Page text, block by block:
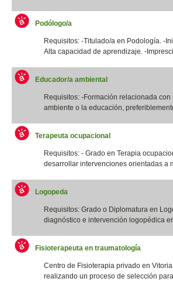
Podólogo/a
Requisitos: -Titulado/a en Podología. -
Alta capacidad de aprendizaje. -
Educador/a ambiental
Requisitos: -Formación relacionada
ambiente o la educación,
Terapeuta ocupacional
Requisitos: - Grado en Terapia
desarrollar intervenciones orientadas a
Logopeda
Requisitos: Grado o Diplomatura en
diagnóstico e intervención logopédica
Fisioterapeuta en traumatología
Centro de Fisioterapia privado en
realizando un proceso de selección